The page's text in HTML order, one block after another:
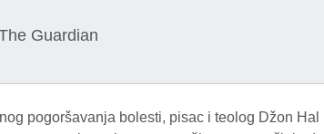
Guardian
pogoršavanja bolesti, pisac i teolog Džon Hal